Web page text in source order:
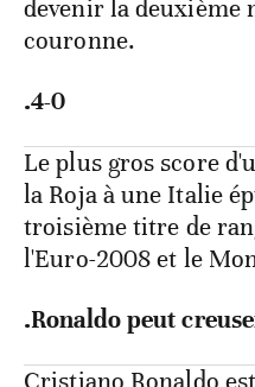
devenir la deuxième
couronne.
.4-0
Le plus gros score
la Roja à une Italie
troisième titre de
l'Euro-2008 et le
.Ronaldo peut